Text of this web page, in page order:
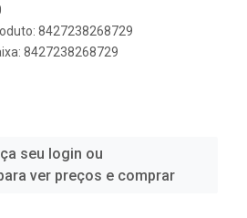
8427238268729
8427238268729
seu login ou
ver preços e comprar